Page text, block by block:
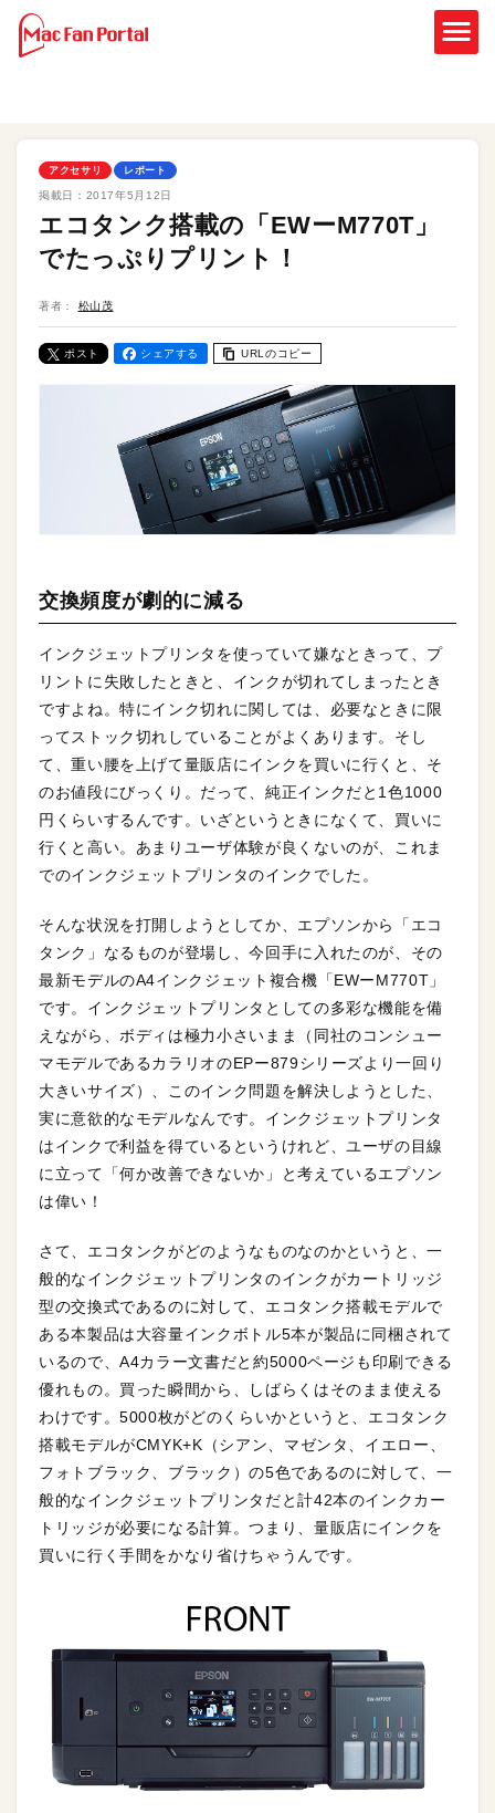
アクセサリ レポート
掲載日： 2017年5月12日
エコタンク搭載の「EWーM770T」
でたっぷりプリント！
著者： 松山茂
ポスト シェアする URLのコピー
交換頻度が劇的に減る
インクジェットプリンタを使っていて嫌なときって、プ
リントに失敗したときと、インクが切れてしまったとき
ですよね。特にインク切れに関しては、必要なときに限
ってストック切れしていることがよくあります。そし
て、重い腰を上げて量販店にインクを買いに行くと、そ
のお値段にびっくり。だって、純正インクだと1色1000
円くらいするんです。いざというときになくて、買いに
行くと高い。あまりユーザ体験が良くないのが、これま
でのインクジェットプリンタのインクでした。
そんな状況を打開しようとしてか、エプソンから「エコ
タンク」なるものが登場し、今回手に入れたのが、その
最新モデルのA4インクジェット複合機「EWーM770T」
です。インクジェットプリンタとしての多彩な機能を備
えながら、ボディは極力小さいまま（同社のコンシュー
マモデルであるカラリオのEPー879シリーズより一回り
大きいサイズ）、このインク問題を解決しようとした、
実に意欲的なモデルなんです。インクジェットプリンタ
はインクで利益を得ているというけれど、ユーザの目線
に立って「何か改善できないか」と考えているエプソン
は偉い！
さて、エコタンクがどのようなものなのかというと、一
般的なインクジェットプリンタのインクがカートリッジ
型の交換式であるのに対して、エコタンク搭載モデルで
ある本製品は大容量インクボトル5本が製品に同梱されて
いるので、A4カラー文書だと約5000ページも印刷できる
優れもの。買った瞬間から、しばらくはそのまま使える
わけです。5000枚がどのくらいかというと、エコタンク
搭載モデルがCMYK+K（シアン、マゼンタ、イエロー、
フォトブラック、ブラック）の5色であるのに対して、一
般的なインクジェットプリンタだと計42本のインクカー
トリッジが必要になる計算。つまり、量販店にインクを
買いに行く手間をかなり省けちゃうんです。